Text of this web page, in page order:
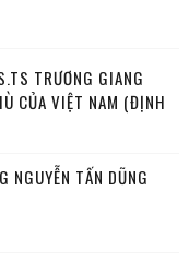
TRƯƠNG GIANG
CỦA VIỆT NAM (ĐỊNH
NGUYỄN TẤN DŨNG